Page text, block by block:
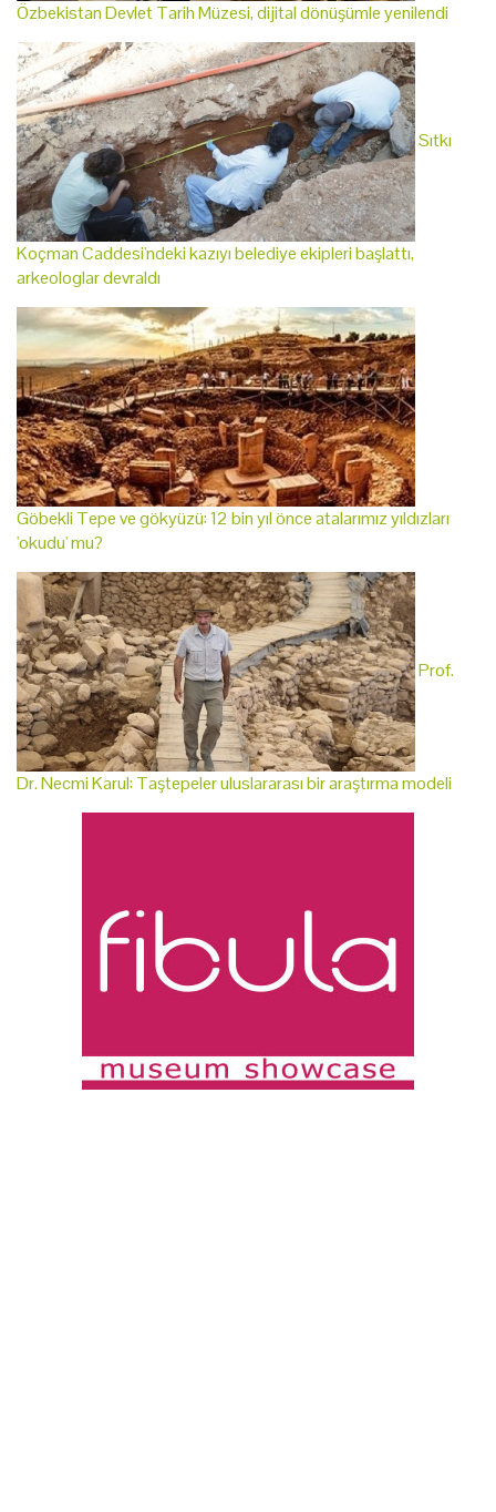
Özbekistan Devlet Tarih Müzesi, dijital dönüşümle yenilendi
Sıtkı
Koçman Caddesi'ndeki kazıyı belediye ekipleri başlattı,
arkeologlar devraldı
Göbekli Tepe ve gökyüzü: 12 bin yıl önce atalarımız yıldızları
'okudu' mu?
Prof.
Dr. Necmi Karul: Taştepeler uluslararası bir araştırma modeli